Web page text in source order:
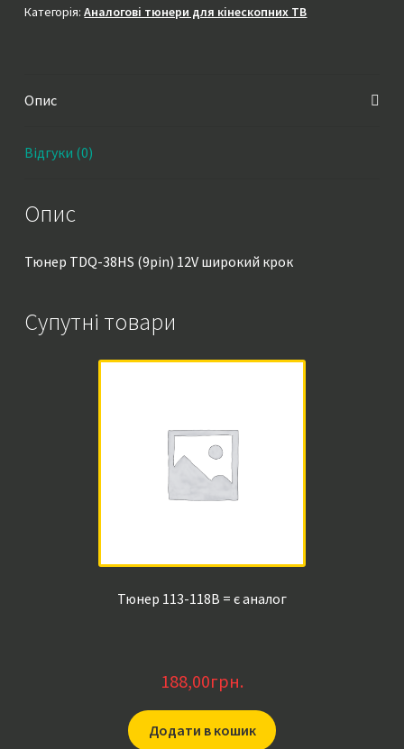
12V
Категорія:Аналогові тюнери для кінескопних ТВ
Опис
Відгуки (0)
Опис
Тюнер TDQ-38HS (9pin) 12V широкий крок
Супутні товари
Тюнер 113-118B = є аналог
188,00грн.
Додати в кошик